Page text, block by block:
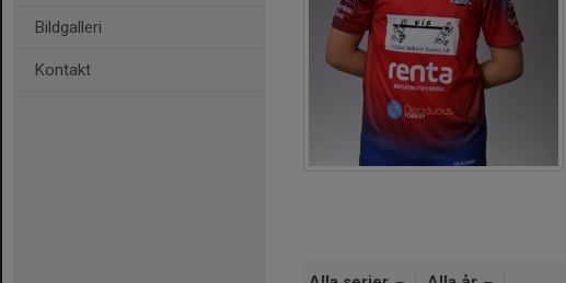
Bildgalleri
Kontakt